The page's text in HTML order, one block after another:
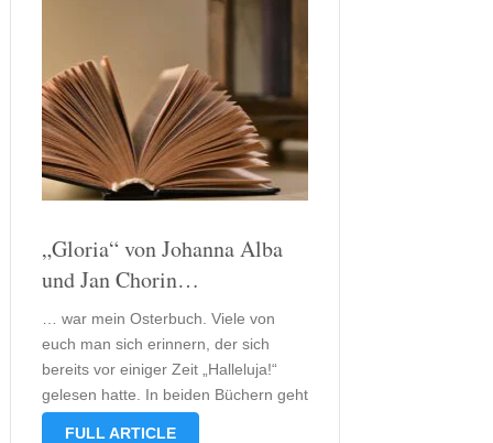
„Gloria“ von Johanna Alba
und Jan Chorin…
… war mein Osterbuch. Viele von
euch man sich erinnern, der sich
bereits vor einiger Zeit „Halleluja!“
gelesen hatte. In beiden Büchern geht
es um den italienischen Papst Petrus,
FULL ARTICLE